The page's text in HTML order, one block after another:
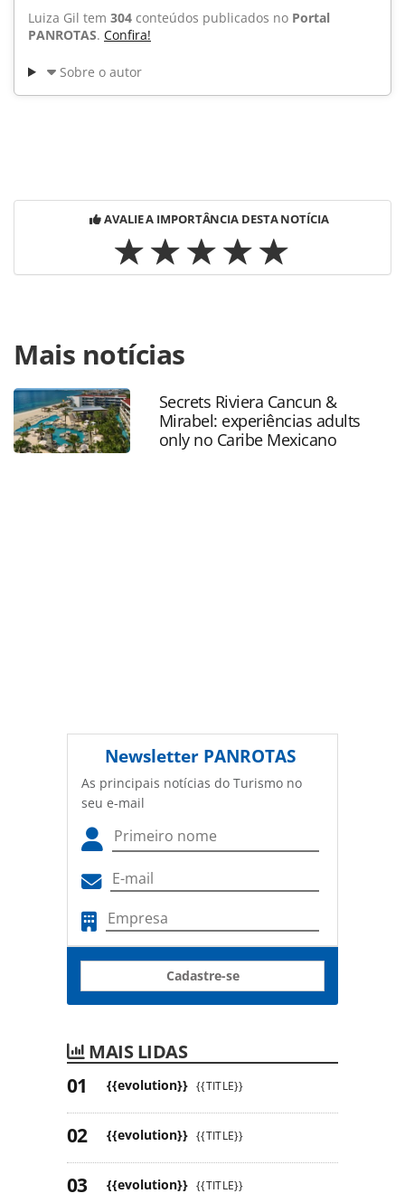
Luiza Gil tem 304 conteúdos publicados no Portal
PANROTAS. Confira!
Sobre o autor
AVALIE A IMPORTÂNCIA DESTA NOTÍCIA
https://www.panrotas.com.br/noticia-
turismo/destinos/2015/12/conheca-as-regioes-historicas-
da-colombia_121366.html ou as ferramentas oferecidas na
página. Todo o conteúdo produzido pela PANROTAS
Editora é protegido pela legislação brasileira sobre direito
autoral. Não reproduza o conteúdo sem autorização da
Mais notícias
Secrets Riviera Cancun &
Mirabel: experiências adults
only no Caribe Mexicano
Newsletter PANROTAS
As principais notícias do Turismo no
seu e-mail
Cadastre-se
MAIS LIDAS
{{evolution}} {{TITLE}}
{{evolution}} {{TITLE}}
{{evolution}} {{TITLE}}